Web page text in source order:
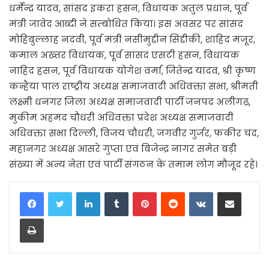
धर्मेन्द्र यादव, सांसद इकरा हसन, विधायक अतुल प्रधान, पूर्व
मंत्री जावेद आब्दी ने सम्बोधित किया। इस अवसर पर सांसद
मोहिबुल्लाह नदवी, पूर्व मंत्री नसीमुद्दीन सिद्दीकी, शाहिद मंजूर,
कमाल अख्तर विधायक, पूर्व सांसद एसटी हसन, विधायक
नाहिद हसन, पूर्व विधायक योगेश वर्मा, जितेन्द्र यादव, श्री कृष्ण
कन्हैया पाल राष्ट्रीय अध्यक्ष समाजवादी अधिवक्ता सभा, श्रीमती
लक्ष्मी धनगर जिला अध्यक्ष समाजवादी पार्टी जनपद अलीगढ़,
मुकीम अहमद चौधरी अधिवक्ता प्रदेश अध्यक्ष समाजवादी
अधिवक्ता सभा दिल्ली, विजय चौधरी, जगवीर गुर्जर, फकीर चंद,
महानगर अध्यक्ष आसरे गुप्ता एवं बिजेन्द्र नागर समेत बड़ी
संख्या में अन्य नेता एवं पार्टी संगठन के तमाम लोग मौजूद रहे।
LinkedInTumblrPinterestReddit VKontakteShare via Email
Print